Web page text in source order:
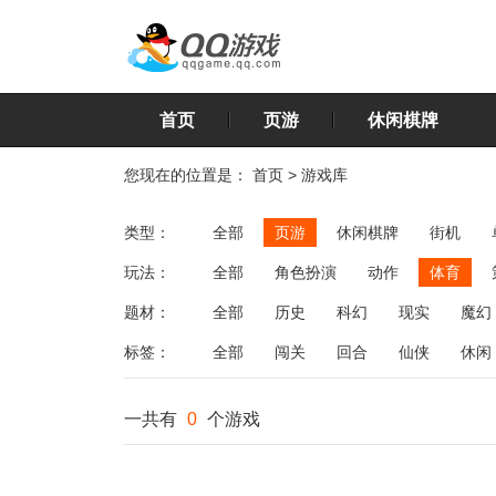
首页 页游 休闲棋牌
您现在的位置是： 首页 > 游戏库
类型： 全部 页游 休闲棋牌 街机
玩法： 全部 角色扮演 动作 体育
飞行
恋爱 第三人称射击 棋类
题材： 全部 历史 科幻 现实 魔幻
标签： 全部 闯关 回合 仙侠 休闲
一共有 0 个游戏